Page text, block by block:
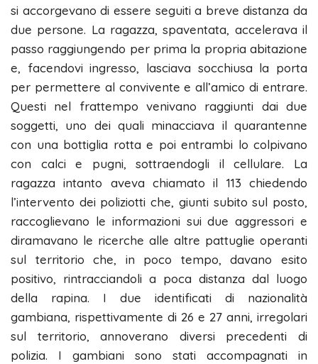
si accorgevano di essere seguiti a breve distanza da
due persone. La ragazza, spaventata, accelerava il
passo raggiungendo per prima la propria abitazione
e, facendovi ingresso, lasciava socchiusa la porta
per permettere al convivente e all’amico di entrare.
Questi nel frattempo venivano raggiunti dai due
soggetti, uno dei quali minacciava il quarantenne
con una bottiglia rotta e poi entrambi lo colpivano
con calci e pugni, sottraendogli il cellulare. La
ragazza intanto aveva chiamato il 113 chiedendo
l’intervento dei poliziotti che, giunti subito sul posto,
raccoglievano le informazioni sui due aggressori e
diramavano le ricerche alle altre pattuglie operanti
sul territorio che, in poco tempo, davano esito
positivo, rintracciandoli a poca distanza dal luogo
della rapina. I due identificati di nazionalità
gambiana, rispettivamente di 26 e 27 anni, irregolari
sul territorio, annoverano diversi precedenti di
polizia. I gambiani sono stati accompagnati in